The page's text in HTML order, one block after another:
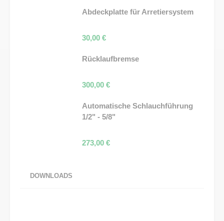
Abdeckplatte für Arretiersystem
30,00 €
Rücklaufbremse
300,00 €
Automatische Schlauchführung
1/2" - 5/8"
273,00 €
DOWNLOADS